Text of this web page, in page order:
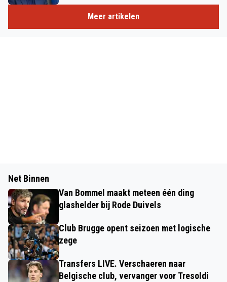
Meer artikelen
Net Binnen
Van Bommel maakt meteen één ding
glashelder bij Rode Duivels
Club Brugge opent seizoen met logische
zege
Transfers LIVE. Verschaeren naar
Belgische club, vervanger voor Tresoldi